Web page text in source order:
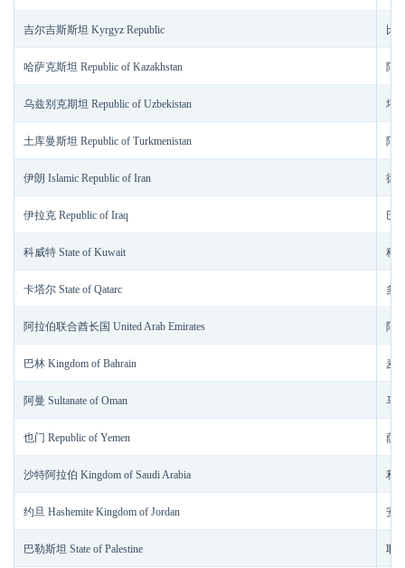
吉尔吉斯斯坦 Kyrgyz Republic 比
哈萨克斯坦 Republic of Kazakhstan 阿
乌兹别克期坦 Republic of Uzbekistan 塔
土库曼斯坦 Republic of Turkmenistan 阿
伊朗 Islamic Republic of Iran 德
伊拉克 Republic of Iraq 巴
科威特 State of Kuwait 科
卡塔尔 State of Qatarc 多
阿拉伯联合酋长国 United Arab Emirates 阿
巴林 Kingdom of Bahrain 麦
阿曼 Sultanate of Oman 马
也门 Republic of Yemen 萨
沙特阿拉伯 Kingdom of Saudi Arabia 利
约旦 Hashemite Kingdom of Jordan 安
巴勒斯坦 State of Palestine 耶